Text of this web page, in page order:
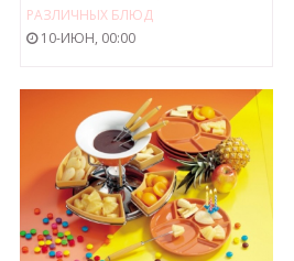
РАЗЛИЧНЫХ БЛЮД
10-ИЮН, 00:00